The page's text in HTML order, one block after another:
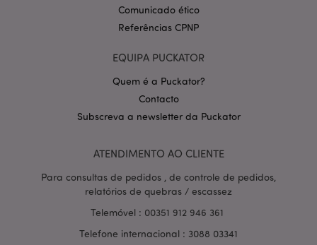
Comunicado ético
Referências CPNP
EQUIPA PUCKATOR
Quem é a Puckator?
Contacto
Subscreva a newsletter da Puckator
ATENDIMENTO AO CLIENTE
Para consultas de pedidos , de controle de pedidos,
relatórios de quebras / escassez
Telemóvel : 00351 912 946 361
Telefone internacional : 3088 03341
mage-cache-storage-section-
PHPSESSID
PHP.net
.www.puckator.pt
Política de Privacidade da